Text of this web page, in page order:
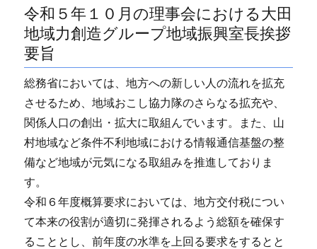
令和５年１０月の理事会における大田
地域力創造グループ地域振興室長挨拶
要旨
総務省においては、地方への新しい人の流れを拡充
させるため、地域おこし協力隊のさらなる拡充や、
関係人口の創出・拡大に取組んでいます。また、山
村地域など条件不利地域における情報通信基盤の整
備など地域が元気になる取組みを推進しておりま
す。
令和６年度概算要求においては、地方交付税につい
て本来の役割が適切に発揮されるよう総額を確保す
ることとし、前年度の水準を上回る要求をするとと